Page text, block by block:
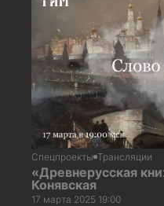
Спецпроекты Трансляции
«Древнерусская
Конявская
17 марта 2025 19:00